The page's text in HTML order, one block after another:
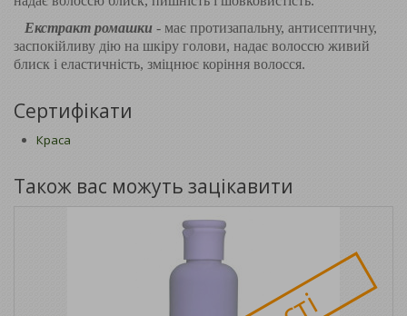
Екстракт ромашки - має протизапальну, антисептичну,
заспокійливу дію на шкіру голови, надає волоссю живий
блиск і еластичність, зміцнює коріння волосся.
Сертифікати
Краса
Також вас можуть зацікавити